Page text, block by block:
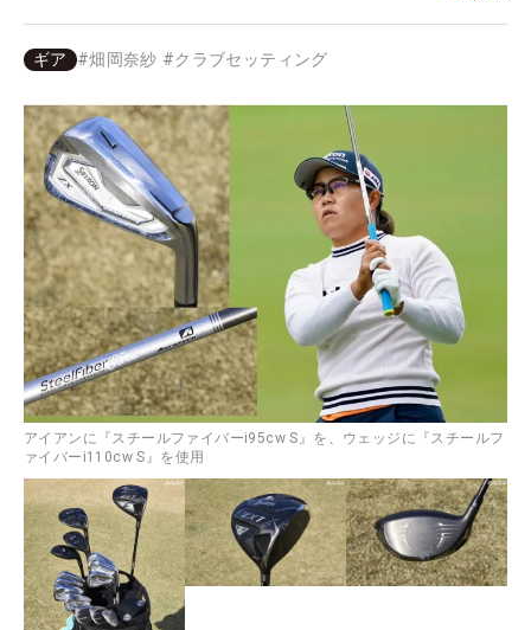
ギア #畑岡奈紗 #クラブセッティング
アイアンに『スチールファイバーi95cw S』を、ウェッジに『スチールフ
ァイバーi110cw S』を使用